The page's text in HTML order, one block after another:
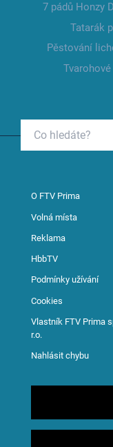
7 pádů Honzy
Tatarák
Pěstování
O FTV Prima
Volná místa
Reklama
HbbTV
Podmínky užívání
Cookies
Vlastník FTV Prima
r.o.
Nahlásit chybu